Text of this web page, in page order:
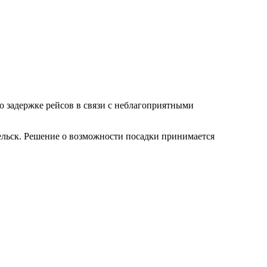
рейсов в связи с неблагоприятными
Решение о возможности посадки принимается